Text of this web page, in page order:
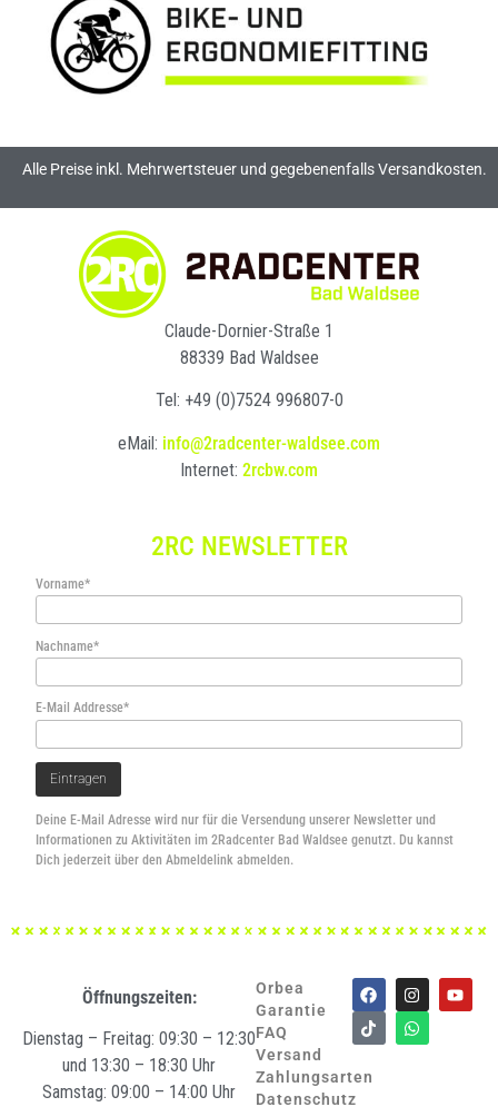
Alle Preise inkl. Mehrwertsteuer und gegebenenfalls Versandkosten.
Claude-Dornier-Straße 1
88339 Bad Waldsee
Tel: +49 (0)7524 996807-0
eMail: info@2radcenter-waldsee.com
Internet: 2rcbw.com
2RC NEWSLETTER
Vorname*
Nachname*
E-Mail Addresse*
Deine E-Mail Adresse wird nur für die Versendung unserer Newsletter und
Informationen zu Aktivitäten im 2Radcenter Bad Waldsee genutzt. Du kannst
Dich jederzeit über den Abmeldelink abmelden.
Öffnungszeiten:
Dienstag – Freitag: 09:30 – 12:30
und 13:30 – 18:30 Uhr
Samstag: 09:00 – 14:00 Uhr
Orbea
Garantie
FAQ
Versand
Zahlungsarten
Datenschutz